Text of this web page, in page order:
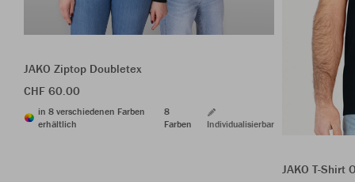
JAKO Ziptop Doubletex
CHF 60.00
in 8 verschiedenen Farben
erhältlich
8
Farben
Individualisierbar
JAKO T-Shirt